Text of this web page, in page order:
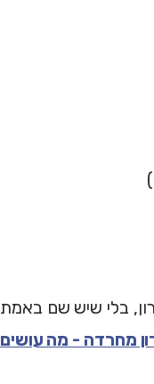
בלי שיש שם באמת
מחרדה - מה עושים